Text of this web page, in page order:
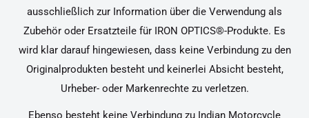
ausschließlich zur Information über die Verwendung als
Zubehör oder Ersatzteile für IRON OPTICS®-Produkte. Es
wird klar darauf hingewiesen, dass keine Verbindung zu den
Originalprodukten besteht und keinerlei Absicht besteht,
Urheber- oder Markenrechte zu verletzen.
Ebenso besteht keine Verbindung zu Indian Motorcycle